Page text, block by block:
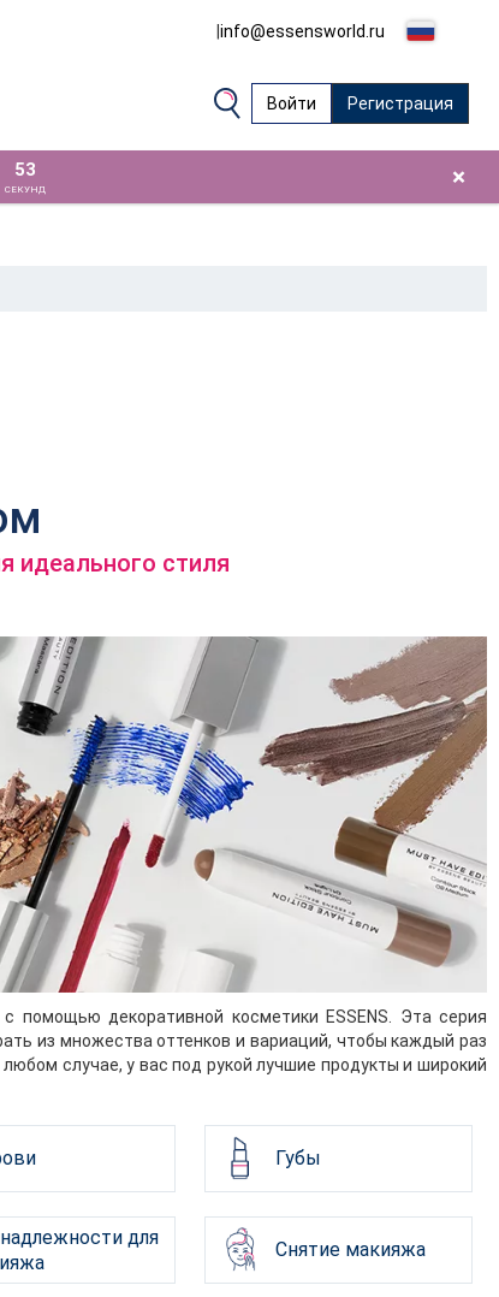
|info@essensworld.ru
Войти Регистрация
52
СЕКУНД ×
идеального стиля
помощью декоративной косметики ESSENS. Эта серия
из множества оттенков и вариаций, чтобы каждый раз
случае, у вас под рукой лучшие продукты и широкий
Губы
для
Снятие макияжа